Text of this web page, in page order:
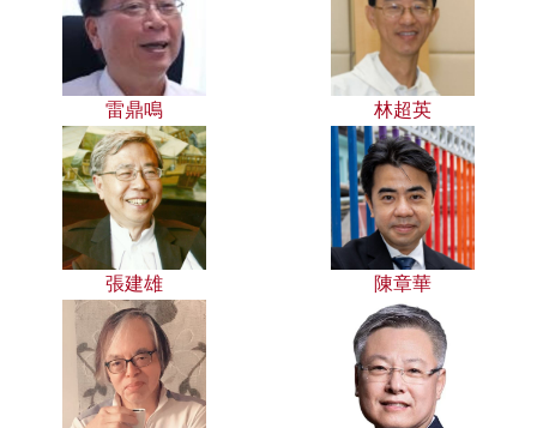
雷鼎鳴 林超英
張建雄 陳章華